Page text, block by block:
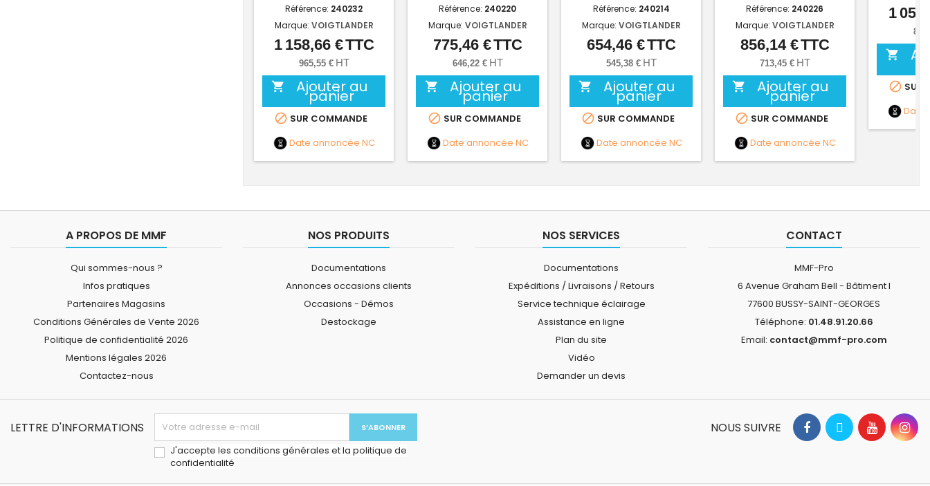
Référence: 240232
Marque: VOIGTLANDER
Prix
1 158,66 €TTC
965,55 € HT
 Ajouter au
panier
 SUR COMMANDE
Date annoncée NC
Référence: 240220
Marque: VOIGTLANDER
Prix
775,46 €TTC
646,22 € HT
 Ajouter au
panier
 SUR COMMANDE
Date annoncée NC
Référence: 240214
Marque: VOIGTLANDER
Prix
654,46 €TTC
545,38 € HT
 Ajouter au
panier
 SUR COMMANDE
Date annoncée NC
Référence: 240226
Marque: VOIGTLANDER
Prix
856,14 €TTC
713,45 € HT
 Ajouter au
panier
 SUR COMMANDE
Date annoncée NC
1

 SUR
Date
A PROPOS DE MMF
Qui sommes-nous ?
Infos pratiques
Partenaires Magasins
Conditions Générales de Vente 2026
Politique de confidentialité 2026
Mentions légales 2026
Contactez-nous
NOS PRODUITS
Documentations
Annonces occasions clients
Occasions - Démos
Destockage
NOS SERVICES
Documentations
Expéditions / Livraisons / Retours
Service technique éclairage
Assistance en ligne
Plan du site
Vidéo
Demander un devis
CONTACT
MMF-Pro
6 Avenue Graham Bell - Bâtiment I
77600 BUSSY-SAINT-GEORGES
Téléphone: 01.48.91.20.66
Email: contact@mmf-pro.com
LETTRE D'INFORMATIONS
J'accepte les conditions générales et la politique de
confidentialité
NOUS SUIVRE